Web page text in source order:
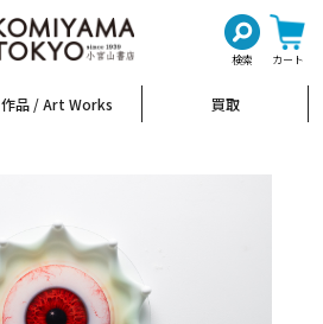
検索 カート
作品 / Art Works 買取